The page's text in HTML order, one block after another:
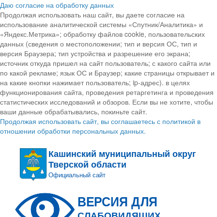
Даю согласие на обработку данных
Продолжая использовать наш сайт, вы даете согласие на
использование аналитической системы «Спутник/Аналитика» и
«Яндекс.Метрика»; обработку файлов cookie, пользовательских
данных (сведения о местоположении; тип и версия ОС, тип и
версия Браузера; тип устройства и разрешение его экрана;
источник откуда пришел на сайт пользователь; с какого сайта или
по какой рекламе; язык ОС и Браузер; какие страницы открывает и
на какие кнопки нажимает пользователь; ip-адрес). в целях
функционирования сайта, проведения ретаргетинга и проведения
статистических исследований и обзоров. Если вы не хотите, чтобы
ваши данные обрабатывались, покиньте сайт.
Продолжая использовать сайт, вы соглашаетесь с политикой в
отношении обработки персональных данных.